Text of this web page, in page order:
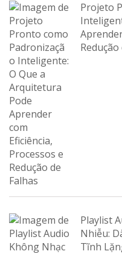
Projeto
Redução
Playlist
Nhiễu:
Tĩnh